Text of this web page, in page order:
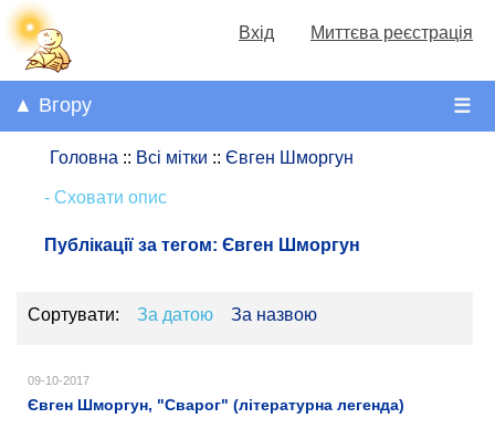
Вхід Миттєва реєстрація
☰
▲ Вгору
Головна :: Всі мітки :: Євген Шморгун
- Сховати опис
Публікації за тегом: Євген Шморгун
Сортувати: За датою За назвою
09-10-2017
Євген Шморгун, "Сварог" (літературна легенда)